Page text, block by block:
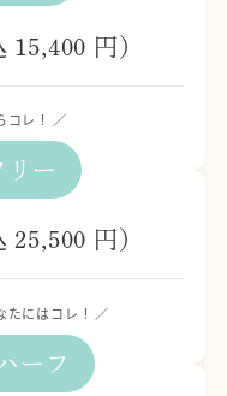
は、1回だけ翌月に
ん。
15,400 円）
。
合は、それ以降は
は、1回だけ翌月に
ん。
レ！
リー
25,500 円）
の受講が可能です。
エアリアルの場合
込）で受講可能で
にはコレ！
ーフ